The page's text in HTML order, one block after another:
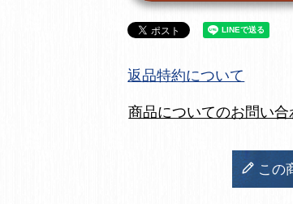
返品特約について
商品についてのお問い
この